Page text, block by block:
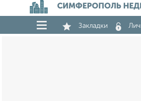
СИМФЕРОПОЛЬ
Закладки